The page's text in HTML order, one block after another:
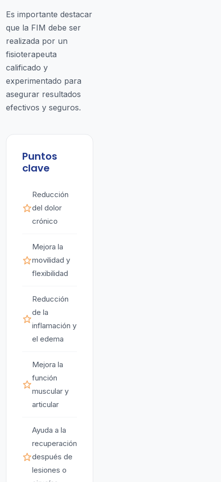
Es importante destacar
que la FIM debe ser
realizada por un
fisioterapeuta
calificado y
experimentado para
asegurar resultados
efectivos y seguros.
Puntos
clave
Reducción
del dolor
crónico
Mejora la
movilidad y
flexibilidad
Reducción
de la
inflamación y
el edema
Mejora la
función
muscular y
articular
Ayuda a la
recuperación
después de
lesiones o